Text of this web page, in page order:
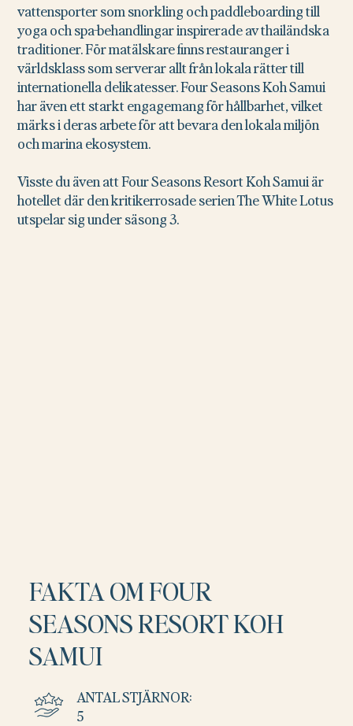
ANTAL STJÄRNOR:
5
FAKTA OM FOUR
SEASONS RESORT KOH
SAMUI
vattensporter som snorkling och paddleboarding till
yoga och spa-behandlingar inspirerade av thailändska
traditioner. För matälskare finns restauranger i
världsklass som serverar allt från lokala rätter till
internationella delikatesser. Four Seasons Koh Samui
har även ett starkt engagemang för hållbarhet, vilket
märks i deras arbete för att bevara den lokala miljön
och marina ekosystem.
Visste du även att Four Seasons Resort Koh Samui är
hotellet där den kritikerrosade serien The White Lotus
utspelar sig under säsong 3.